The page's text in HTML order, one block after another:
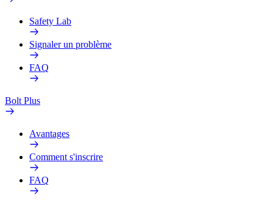
Safety Lab
Signaler un problème
FAQ
Bolt Plus
Avantages
Comment s'inscrire
FAQ